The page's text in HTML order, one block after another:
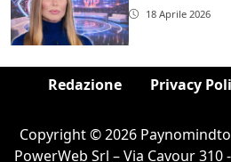
18 Aprile 2026
Redazione Privacy
Copyright © 2026
PowerWeb Srl – Via Cavour 310